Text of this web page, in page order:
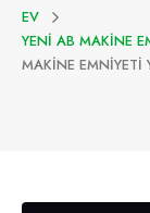
EV
YENİ AB MAKİNE
MAKINE EMNIYETI